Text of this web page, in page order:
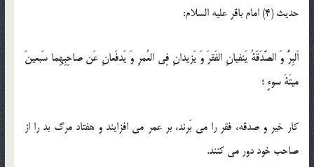
حدیث (4) امام باقر علیه السلام:
اَلبِرُّ وَ الصَّدَقَةُ يَنفيانِ الفَقرَ وَ يَزيدانِ فِى العُمرِ وَ يَدفَعانِ عَن صاحِبِهِما سَبعينَ
ميتَةَ سوءٍ ؛
كار خير و صدقه، فقر را مى ‏بَرند، بر عمر مى ‏افزايند و هفتاد مرگ بد را از
صاحب خود دور مى ‏كنند.